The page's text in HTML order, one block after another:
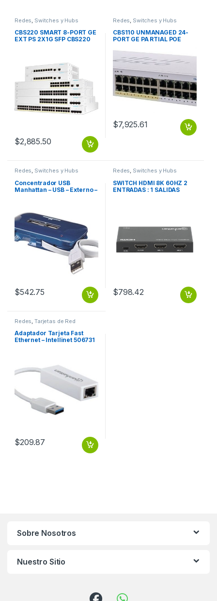
Redes Switches y Hubs
CBS220 SMART 8-PORT GE
EXT PS 2X1G SFP CBS220
$2,885.50
Redes Switches y Hubs
CBS110 UNMANAGED 24-
PORT GE PA RTIAL POE
UNMANAGED 24-PORT GE
PA RTIAL POE 2X1G SFP
SHARED
$7,925.61
Redes, Switches y Hubs
Concentrador USB
Manhattan – USB – Externo –
$542.75
Redes, Switches y Hubs
SWITCH HDMI 8K 60HZ 2
ENTRADAS : 1 SALIDAS
$798.42
Redes ,Tarjetas de Red
Adaptador Tarjeta Fast
Ethernet – Intellinet 506731
$209.87
Sobre Nosotros
Nuestro Sitio